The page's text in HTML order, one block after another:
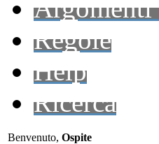
Argomenti
Regole
Help
Ricerca
Benvenuto, Ospite